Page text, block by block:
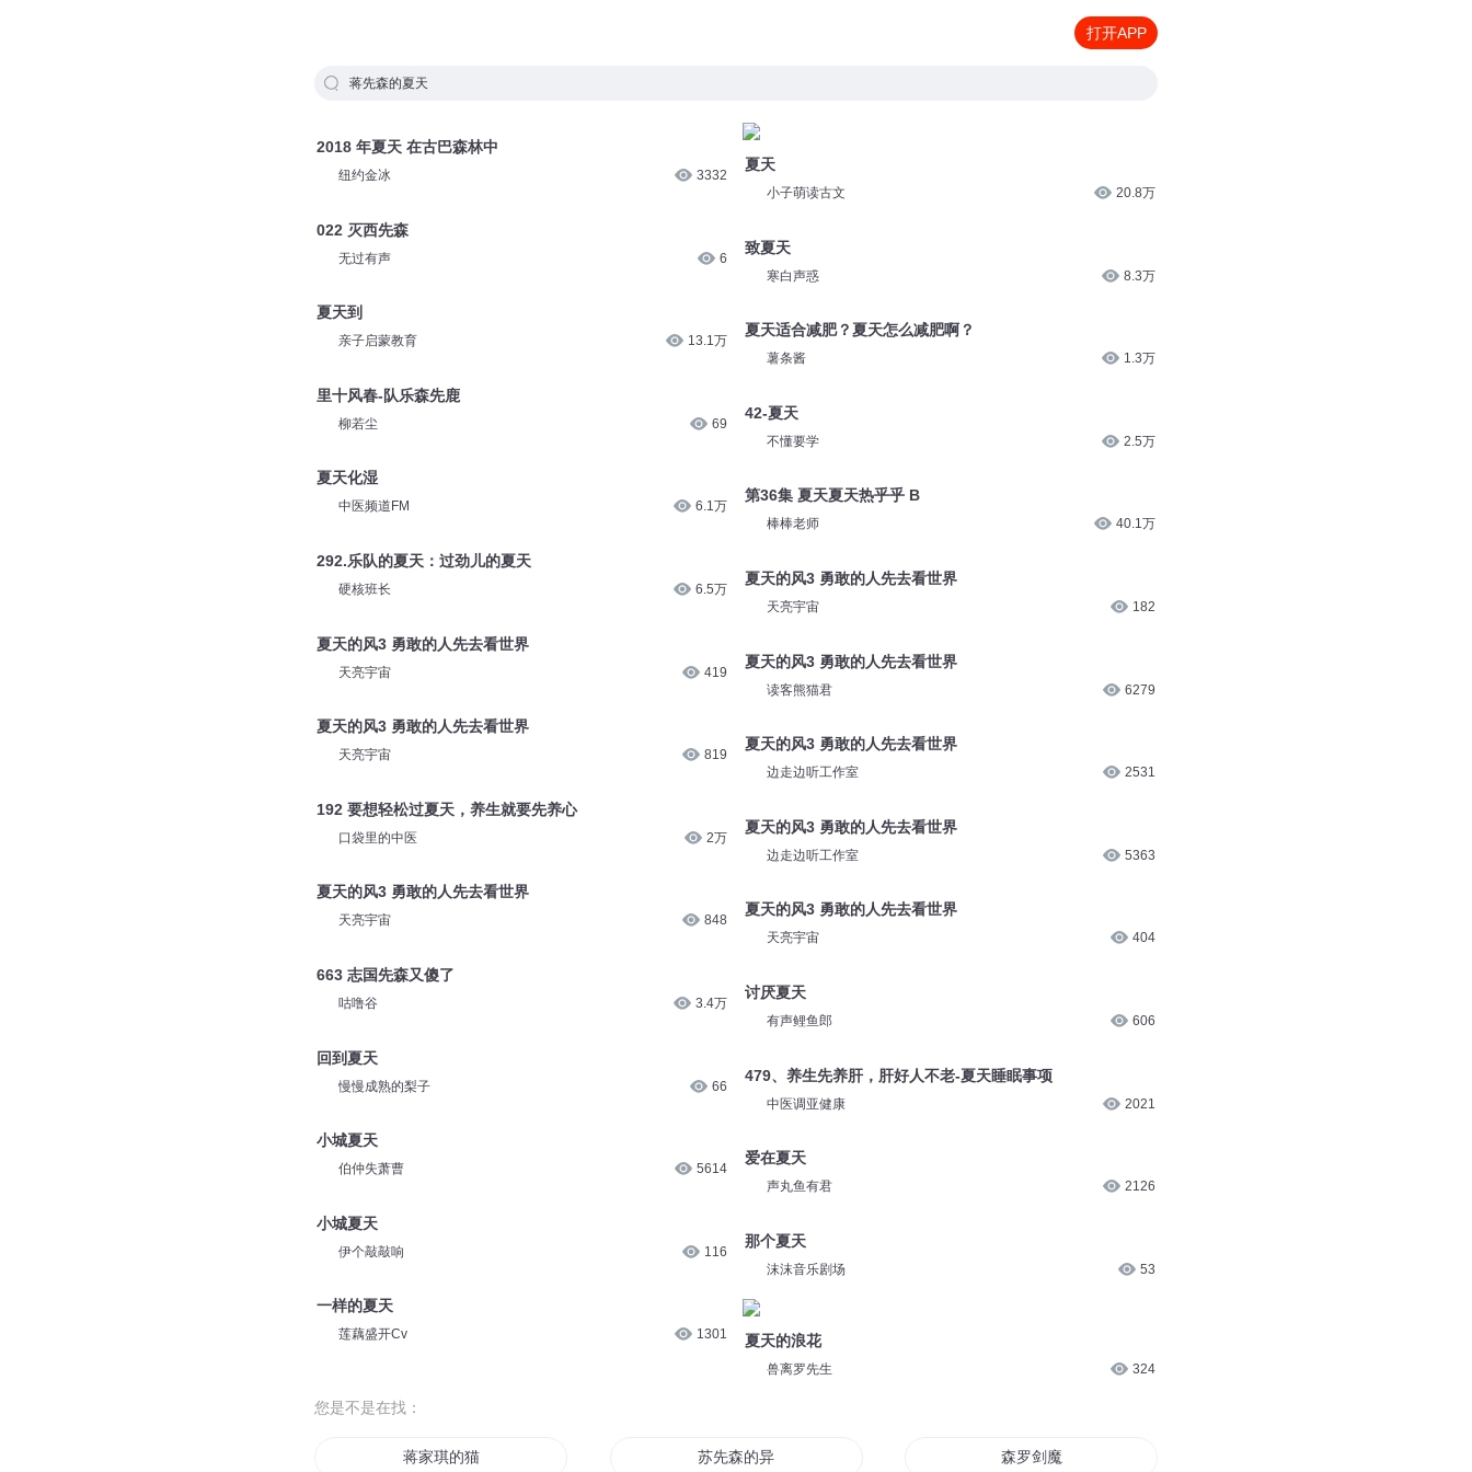
打开APP
蒋先森的夏天
2018 年夏天 在古巴森林中
纽约金冰 3332
022 灭西先森
无过有声 6
夏天到
亲子启蒙教育 13.1万
里十风春-队乐森先鹿
柳若尘 69
夏天化湿
中医频道FM 6.1万
292.乐队的夏天：过劲儿的夏天
硬核班长 6.5万
夏天的风3 勇敢的人先去看世界
天亮宇宙 419
夏天的风3 勇敢的人先去看世界
天亮宇宙 819
192 要想轻松过夏天，养生就要先养心
口袋里的中医 2万
夏天的风3 勇敢的人先去看世界
天亮宇宙 848
663 志国先森又傻了
咕噜谷 3.4万
回到夏天
慢慢成熟的梨子 66
小城夏天
伯仲失萧曹 5614
小城夏天
伊个敲敲响 116
一样的夏天
莲藕盛开Cv 1301
夏天
小子萌读古文 20.8万
致夏天
寒白声惑 8.3万
夏天适合减肥？夏天怎么减肥啊？
薯条酱 1.3万
42-夏天
不懂要学 2.5万
第36集 夏天夏天热乎乎 B
棒棒老师 40.1万
夏天的风3 勇敢的人先去看世界
天亮宇宙 182
夏天的风3 勇敢的人先去看世界
读客熊猫君 6279
夏天的风3 勇敢的人先去看世界
边走边听工作室 2531
夏天的风3 勇敢的人先去看世界
边走边听工作室 5363
夏天的风3 勇敢的人先去看世界
天亮宇宙 404
讨厌夏天
有声鲤鱼郎 606
479、养生先养肝，肝好人不老-夏天睡眠事项
中医调亚健康 2021
爱在夏天
声丸鱼有君 2126
那个夏天
沫沫音乐剧场 53
夏天的浪花
兽离罗先生 324
您是不是在找：
蒋家琪的猫 苏先森的异界生活 森罗剑魔